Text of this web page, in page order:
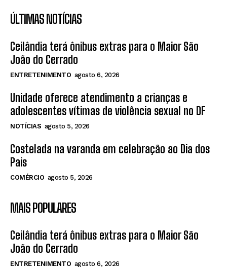
ÚLTIMAS NOTÍCIAS
Ceilândia terá ônibus extras para o Maior São
João do Cerrado
ENTRETENIMENTO agosto 6, 2026
Unidade oferece atendimento a crianças e
adolescentes vítimas de violência sexual no DF
NOTÍCIAS agosto 5, 2026
Costelada na varanda em celebração ao Dia dos
Pais
COMÉRCIO agosto 5, 2026
MAIS POPULARES
Ceilândia terá ônibus extras para o Maior São
João do Cerrado
ENTRETENIMENTO agosto 6, 2026